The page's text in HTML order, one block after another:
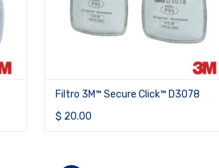
Filtro 3M™ Secure Click™ D3096
$24.71